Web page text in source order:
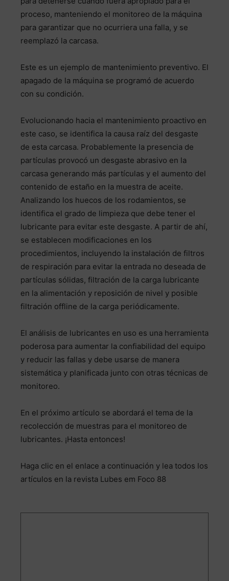
proceso, manteniendo el monitoreo de la máquina
para garantizar que no ocurriera una falla, y se
reemplazó la carcasa.
Este es un ejemplo de mantenimiento preventivo. El
apagado de la máquina se programó de acuerdo
con su condición.
Evolucionando hacia el mantenimiento proactivo en
este caso, se identifica la causa raíz del desgaste
de esta carcasa. Probablemente la presencia de
partículas provocó un desgaste abrasivo en la
carcasa generando más partículas y el aumento del
contenido de estaño en la muestra de aceite.
Analizando los huecos de los rodamientos, se
identifica el grado de limpieza que debe tener el
lubricante para evitar este desgaste. A partir de ahí,
se establecen modificaciones en los
procedimientos, incluyendo la instalación de filtros
de respiración para evitar la entrada no deseada de
partículas sólidas, filtración de la carga lubricante
en la alimentación y reposición de nivel y posible
filtración offline de la carga periódicamente.
El análisis de lubricantes en uso es una herramienta
poderosa para aumentar la confiabilidad del equipo
y reducir las fallas y debe usarse de manera
sistemática y planificada junto con otras técnicas de
monitoreo.
En el próximo artículo se abordará el tema de la
recolección de muestras para el monitoreo de
lubricantes. ¡Hasta entonces!
Haga clic en el enlace a continuación y lea todos los
artículos en la revista Lubes em Foco 88